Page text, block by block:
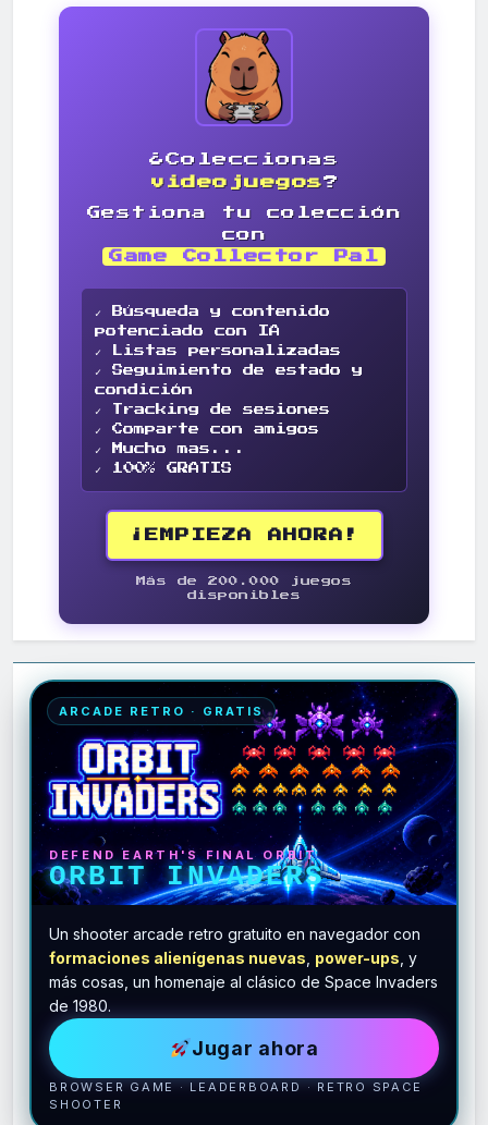
¿Coleccionas
videojuegos?
Gestiona tu colección
con
Game Collector Pal
✓ Búsqueda y contenido
potenciado con IA
✓ Listas personalizadas
✓ Seguimiento de estado y
condición
✓ Tracking de sesiones
✓ Comparte con amigos
✓ Mucho mas...
✓ 100% GRATIS
¡EMPIEZA AHORA!
Más de 200.000 juegos
disponibles
ARCADE RETRO · GRATIS
DEFEND EARTH'S FINAL ORBIT
ORBIT INVADERS
Un shooter arcade retro gratuito en navegador con
formaciones alienígenas nuevas power-ups , y
más cosas, un homenaje al clásico de Space Invaders
de 1980.
Jugar ahora
BROWSER GAME · LEADERBOARD · RETRO SPACE
SHOOTER